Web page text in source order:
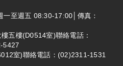
至週五 08:30-17:00│傳真：
五樓(D0514室)聯絡電話：
5427
室)聯絡電話：(02)2311-1531